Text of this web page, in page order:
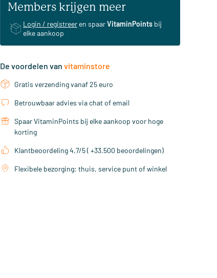
Members krijgen meer
Login / registreer en spaarVitaminPoints bij
elke aankoop
De voordelen van vitaminstore
Gratis verzending vanaf 25 euro
Betrouwbaar advies via chat of email
Spaar VitaminPoints bij elke aankoop voor hoge
korting
Klantbeoordeling 4,7/5 ( +33.500 beoordelingen)
Flexibele bezorging: thuis, service punt of winkel